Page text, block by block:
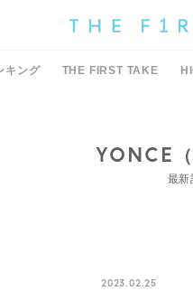
キング THE FIRST TAKE
YONCE
最新
2023.02.25